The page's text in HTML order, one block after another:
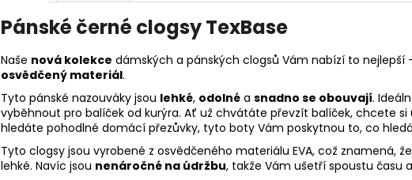
Pánské černé clogsy TexBase
Naše nová kolekce dámských a pánských clogsů Vám nabízí to nejlepší
osvědčený materiál.
Tyto pánské nazouváky jsou lehké, odolné a snadno se obouvají.
vyběhnout pro balíček od kurýra. Ať už chvátáte převzít balíček, chcete
hledáte pohodlné domácí přezůvky, tyto boty Vám poskytnou to, co
Tyto clogsy jsou vyrobené z osvědčeného materiálu EVA, což znamená,
lehké. Navíc jsou nenáročné na údržbu, takže Vám ušetří spoustu času